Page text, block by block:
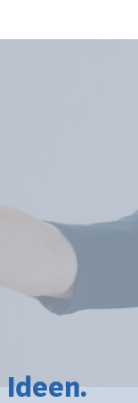
deen.